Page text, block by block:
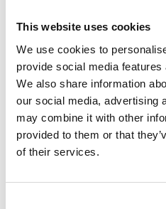
This website uses cookies
We use cookies to
provide social media
We also share information
our social media, advertising
may combine it with other
provided to them or that
of their services.
Klasse C – complete
DeASCdakrandbeveiliging
is een professionele
werken op platte en hellende
voorkomt valgevaar tijdens
onderhoud, renovatie of het
de lichtgewicht aluminium
compacte onderdelen is dit